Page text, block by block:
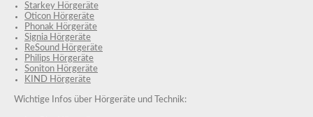
Starkey Hörgeräte
Oticon Hörgeräte
Phonak Hörgeräte
Signia Hörgeräte
ReSound Hörgeräte
Philips Hörgeräte
Soniton Hörgeräte
KIND Hörgeräte
Wichtige Infos über Hörgeräte und Technik: